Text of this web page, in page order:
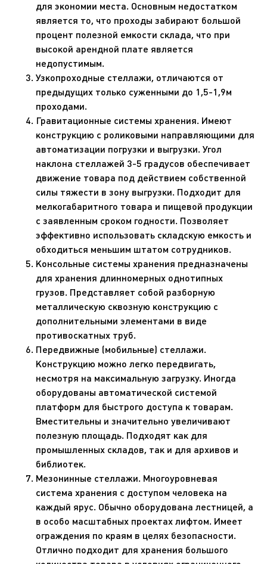
для экономии места. Основным недостатком
является то, что проходы забирают большой
процент полезной емкости склада, что при
высокой арендной плате является
недопустимым.
Узкопроходные стеллажи, отличаются от
предыдущих только суженными до 1,5-1,9м
проходами.
Гравитационные системы хранения. Имеют
конструкцию с роликовыми направляющими для
автоматизации погрузки и выгрузки. Угол
наклона стеллажей 3-5 градусов обеспечивает
движение товара под действием собственной
силы тяжести в зону выгрузки. Подходит для
мелкогабаритного товара и пищевой продукции
с заявленным сроком годности. Позволяет
эффективно использовать складскую емкость и
обходиться меньшим штатом сотрудников.
Консольные системы хранения предназначены
для хранения длинномерных однотипных
грузов. Представляет собой разборную
металлическую сквозную конструкцию с
дополнительными элементами в виде
противоскатных труб.
Передвижные (мобильные) стеллажи.
Конструкцию можно легко передвигать,
несмотря на максимальную загрузку. Иногда
оборудованы автоматической системой
платформ для быстрого доступа к товарам.
Вместительны и значительно увеличивают
полезную площадь. Подходят как для
промышленных складов, так и для архивов и
библиотек.
Мезонинные стеллажи. Многоуровневая
система хранения с доступом человека на
каждый ярус. Обычно оборудована лестницей, а
в особо масштабных проектах лифтом. Имеет
ограждения по краям в целях безопасности.
Отлично подходит для хранения большого